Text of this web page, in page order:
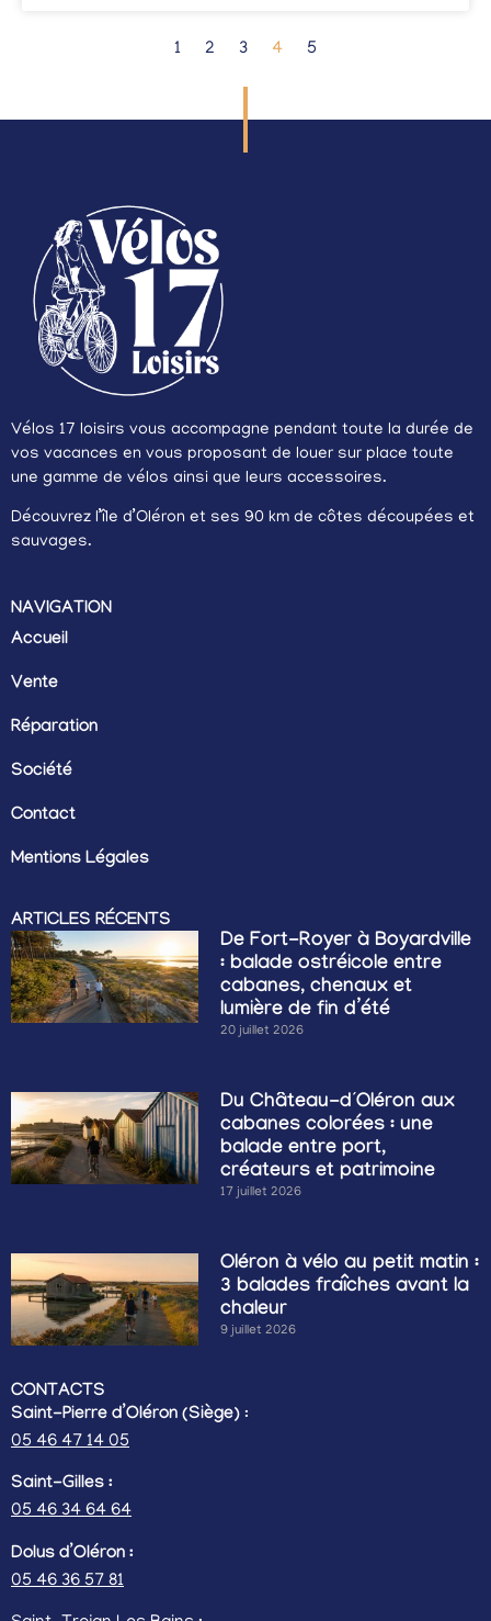
1 2 3 4 5
Vélos 17 loisirs vous accompagne pendant toute la durée de
vos vacances en vous proposant de louer sur place toute
une gamme de vélos ainsi que leurs accessoires.
Découvrez l’île d’Oléron et ses 90 km de côtes découpées et
sauvages.
NAVIGATION
Accueil
Vente
Réparation
Société
Contact
Mentions Légales
ARTICLES RÉCENTS
De Fort-Royer à Boyardville
: balade ostréicole entre
cabanes, chenaux et
lumière de fin d’été
20 juillet 2026
Du Château-d’Oléron aux
cabanes colorées : une
balade entre port,
créateurs et patrimoine
17 juillet 2026
Oléron à vélo au petit matin :
3 balades fraîches avant la
chaleur
9 juillet 2026
CONTACTS
Saint-Pierre d’Oléron (Siège) :
05 46 47 14 05
Saint-Gilles :
05 46 34 64 64
Dolus d’Oléron :
05 46 36 57 81